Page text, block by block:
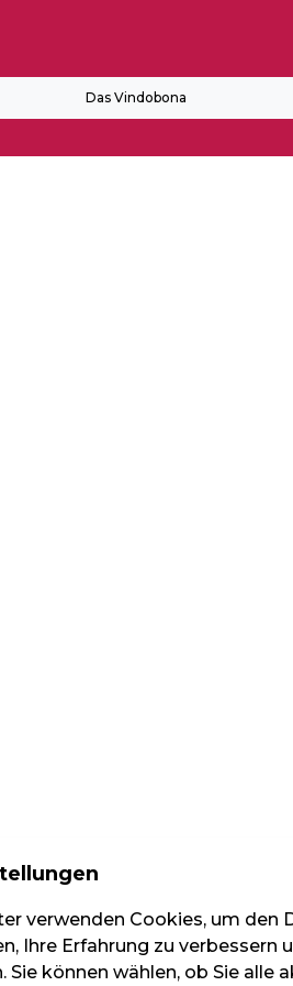
Das Vindobona
verwenden Cookies, um den
Ihre Erfahrung zu verbessern
können wählen, ob Sie alle